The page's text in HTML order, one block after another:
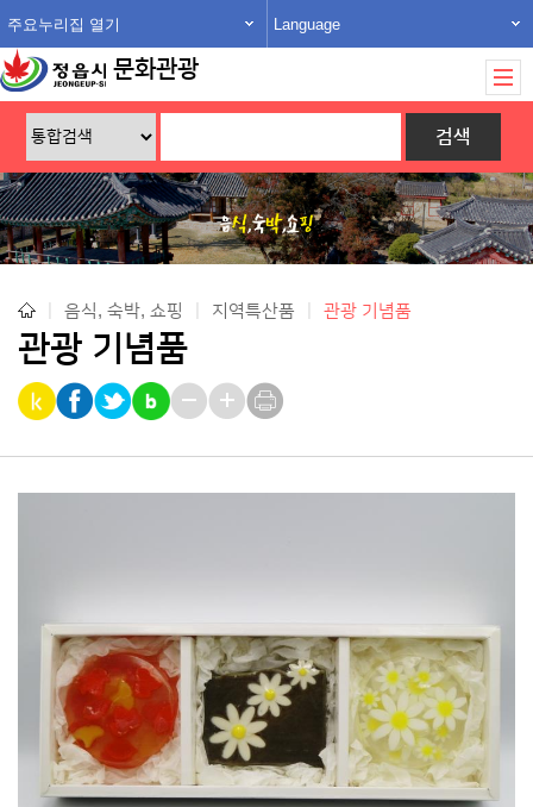
주요누리집 열기 Language
문화관광
음식, 숙박, 쇼핑 지역특산품 관광 기념품
관광 기념품